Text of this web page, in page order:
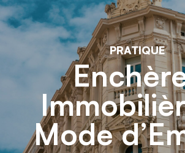
PRATIQUE
Mode